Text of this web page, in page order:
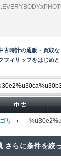
古時計の通販・買取
フィリップをはじめ
リ 「
さらに条件を絞